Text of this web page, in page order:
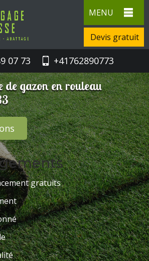
MENU
Devis gratuit
07 73 +41762890773
de gazon en rouleau
gratuits